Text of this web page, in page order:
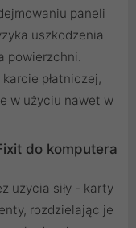
paneli
uszkodzenia
powierzchni.
płatniczej,
w użyciu nawet w
do komputera
użycia siły - karty
rozdzielając je